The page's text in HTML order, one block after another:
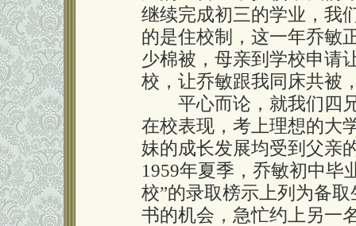
继续完成初三的学业，我
的是住校制，这一年乔敏
少棉被，母亲到学校申请
校，让乔敏跟我同床共被
平心而论，就我们四兄
在校表现，考上理想的大
妹的成长发展均受到父亲
1959年夏季，乔敏初中毕
校”的录取榜示上列为备
书的机会，急忙约上另一